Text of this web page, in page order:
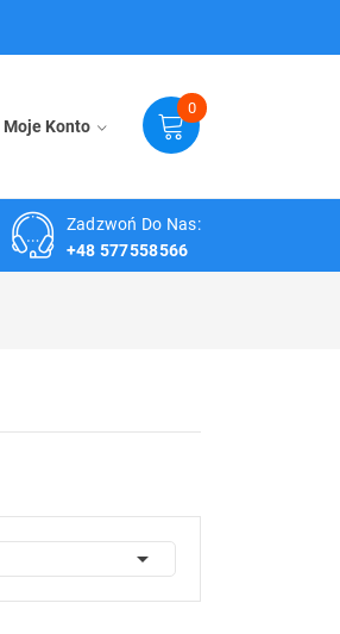
0
Moje Konto
Zadzwoń Do Nas:
+48 577558566
